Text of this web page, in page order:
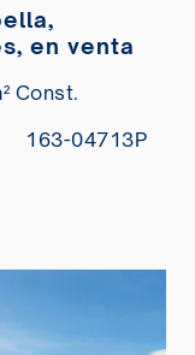
en venta
Const.
163-04713P